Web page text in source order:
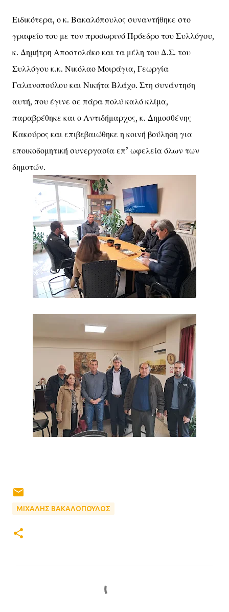
Ειδικότερα, ο κ. Βακαλόπουλος συναντήθηκε στο
γραφείο του με τον προσωρινό Πρόεδρο του Συλλόγου,
κ. Δημήτρη Αποστολάκο και τα μέλη του Δ.Σ. του
Συλλόγου κ.κ. Νικόλαο Μοιράγια, Γεωργία
Γαλανοπούλου και Νικήτα Βλάχο. Στη συνάντηση
αυτή, που έγινε σε πάρα πολύ καλό κλίμα,
παραβρέθηκε και ο Αντιδήμαρχος, κ. Δημοσθένης
Κακούρος και επιβεβαιώθηκε η κοινή βούληση για
εποικοδομητική συνεργασία επ’ ωφελεία όλων των
δημοτών.
ΜΙΧΑΛΗΣ ΒΑΚΑΛΟΠΟΥΛΟΣ